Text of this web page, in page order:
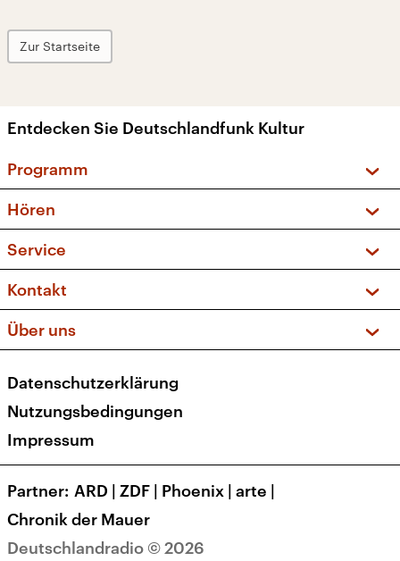
Zur Startseite
Entdecken Sie Deutschlandfunk Kultur
Programm
Sendungen und Podcasts
Musikliste
Kakadu – Das Kinderprogramm
Hören
Frequenzen (UKW + DAB+)
Service
FAQ
Apps
Newsletter
Veranstaltungen
Kontakt
Social Media
Über uns
Presse
Karriere
Transparenz
Deutschlandradio © 2026
Datenschutzerklärung
Nutzungsbedingungen
Impressum
Partner ARD | ZDF | Phoenix | arte |
Chronik der Mauer